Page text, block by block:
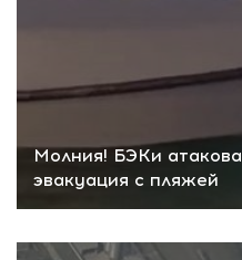
Молния! БЭКи
эвакуация с пляжей